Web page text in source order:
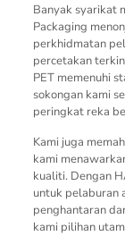
Banyak syarikat
Packaging
perkhidmatan
percetakan
PET memenuhi
sokongan kami
peringkat reka
Kami juga
kami
kualiti. Dengan
untuk pelaburan
penghantaran
kami pilihan